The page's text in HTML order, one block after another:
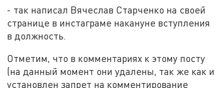
- так написал Вячеслав Старченко на своей
странице в инстаграме накануне вступления
в должность.
Отметим, что в комментариях к этому посту
(на данный момент они удалены, так же как и
установлен запрет на комментирование